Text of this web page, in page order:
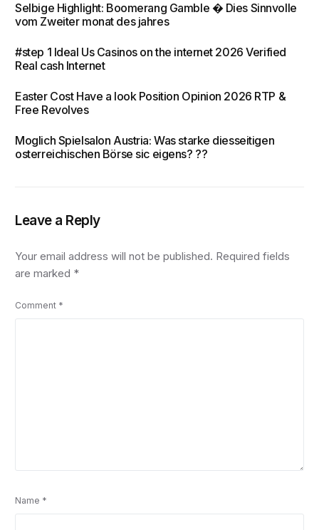
Selbige Highlight: Boomerang Gamble � Dies Sinnvolle
vom Zweiter monat des jahres
#step 1 Ideal Us Casinos on the internet 2026 Verified
Real cash Internet
Easter Cost Have a look Position Opinion 2026 RTP &
Free Revolves
Moglich Spielsalon Austria: Was starke diesseitigen
osterreichischen Börse sic eigens? ??
Leave a Reply
Your email address will not be published. Required fields
are marked *
Comment *
Name *